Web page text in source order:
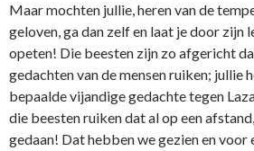
Maar mochten jullie, heren van de
geloven, ga dan zelf en laat je door zijn
opeten! Die beesten zijn zo afgericht
gedachten van de mensen ruiken; jullie
bepaalde vijandige gedachte tegen
die beesten ruiken dat al op een
gedaan! Dat hebben we gezien en voor